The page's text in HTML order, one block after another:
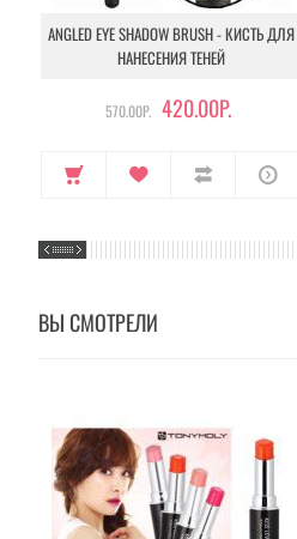
ANGLED EYE SHADOW BRUSH - КИСТЬ ДЛЯ
НАНЕСЕНИЯ ТЕНЕЙ
570.00Р. 420.00Р.
ВЫ СМОТРЕЛИ